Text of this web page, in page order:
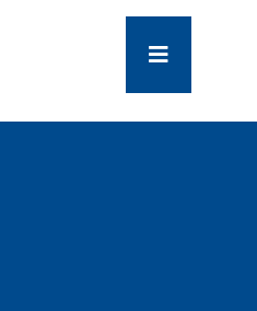
Navegación
de
palanca
COMPANY